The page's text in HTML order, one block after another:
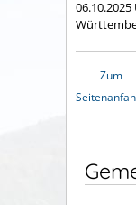
Zum